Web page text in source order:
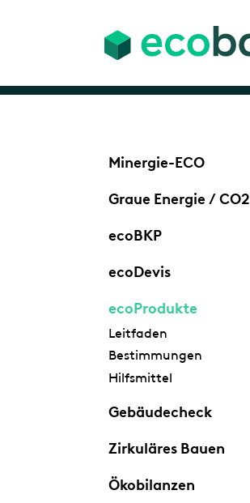
Minergie-ECO
Graue Energie / CO2
ecoBKP
ecoDevis
ecoProdukte
Leitfaden
Bestimmungen
Hilfsmittel
Gebäudecheck
Zirkuläres Bauen
Ökobilanzen